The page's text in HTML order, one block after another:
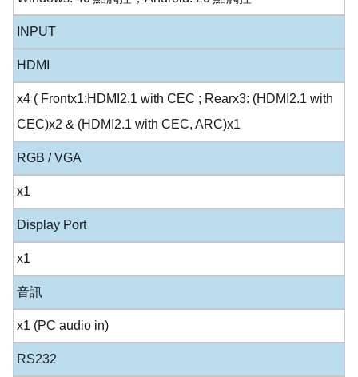
INPUT
HDMI
x4 ( Frontx1:HDMI2.1 with CEC ; Rearx3: (HDMI2.1 with
CEC)x2 & (HDMI2.1 with CEC, ARC)x1
RGB / VGA
x1
Display Port
x1
音訊
x1 (PC audio in)
RS232